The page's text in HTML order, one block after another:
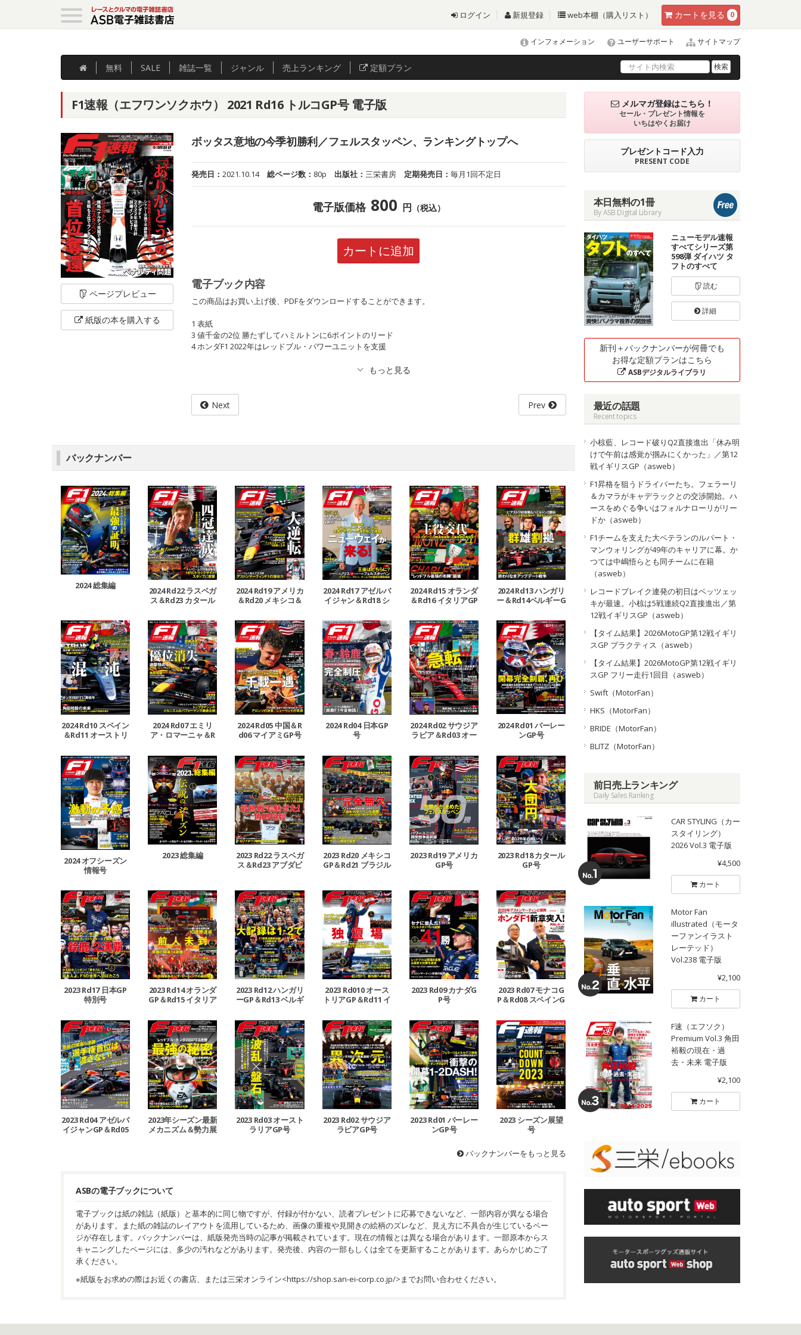
カート を見る 0
ログイン 新規登録 web本棚（購入リスト）
インフォメーション ユーザーサポート サイトマップ
無料 SALE 雑誌一覧 ジャンル 売上ランキング 定額プラン 検索
F1速報（エフワンソクホウ） 2021 Rd16 トルコGP号 電子版
ページプレビュー
紙版の本を購入する
ボッタス意地の今季初勝利／フェルスタッペン、ランキングトップへ
発売日：2021.10.14 総ページ数： 80p 出版社：三栄書房 定期発売日：毎月1回不定日
電子版価格 800 円 （税込）
カートに追加
電子ブック内容
この商品はお買い上げ後、PDFをダウンロードすることができます。
1 表紙
3 値千金の2位 勝たずしてハミルトンに6ポイントのリード
4 ホンダF1 2022年はレッドブル・パワーユニットを支援
Next Prev
バックナンバー
2024 総集編
2024 Rd22 ラスベガ
ス＆Rd23 カタール
号
2024 Rd19 アメリカ
＆Rd20 メキシコ＆
2024 Rd17 アゼルバ
イジャン＆Rd18 シ
2024 Rd15 オランダ
＆Rd16 イタリアGP
2024 Rd13 ハンガリ
ー＆Rd14ベルギーG
2024 Rd10 スペイン
＆Rd11 オーストリ
GP号
2024 Rd07 エミリ
ア・ロマーニャ＆R
カナダGP号
2024 Rd05 中国＆R
d06 マイアミGP号
2024 Rd04 日本GP
号
2024 Rd02 サウジア
ラビア＆Rd03 オー
2024 Rd01 バーレー
ンGP号
2024 オフシーズン
情報号
2023 総集編
2023 Rd22 ラスベガ
ス＆Rd23 アブダビ
2023 Rd20 メキシコ
GP＆Rd21 ブラジル
2023 Rd19 アメリカ
GP号
2023 Rd18 カタール
GP号
2023 Rd17 日本GP
特別号
2023 Rd14 オランダ
GP＆Rd15 イタリア
2023 Rd12 ハンガリ
ーGP＆Rd13 ベルギ
2023 Rd010 オース
トリアGP＆Rd11 イ
2023 Rd09 カナダG
P号
2023 Rd07 モナコG
P＆Rd08 スペインG
2023 Rd04 アゼルバ
イジャンGP＆Rd05
2023年シーズン最新
メカニズム＆勢力展
望号
2023 Rd03 オースト
ラリアGP号
2023 Rd02 サウジア
ラビアGP号
2023 Rd01 バーレー
ンGP号
2023 シーズン展望
号
バックナンバーをもっと見る
ASBの電子ブックについて
電子ブックは紙の雑誌（紙版）と基本的に同じ物ですが、付録が付かない、読者プレゼントに応募できないなど、一部内容が異なる場合
があります。また紙の雑誌のレイアウトを流用しているため、画像の重複や見開きの絵柄のズレなど、見え方に不具合が生じているペー
ジが存在します。バックナンバーは、紙版発売当時の記事が掲載されています。現在の情報とは異なる場合があります。一部原本からス
キャニングしたページには、多少の汚れなどがあります。発売後、内容の一部もしくは全てを更新することがあります。あらかじめご了
承ください。
※紙版をお求めの際はお近くの書店、または三栄オンライン<https://shop.san-ei-corp.co.jp/>までお問い合わせください。
メルマガ登録はこちら！
セール・プレゼント情報を
いちはやくお届け
プレゼントコード入力
PRESENT CODE
本日無料の1冊
By ASB Digital Library
ニューモデル速報
すべてシリーズ第
598弾 ダイハツ タ
フトのすべて
読む
詳細
新刊＋バックナンバーが何冊でも
お得な定額プランはこちら
ASBデジタルライブラリ
最近の話題
Recent topics
小椋藍、レコード破りQ2直接進出「休み明
けで午前は感覚が掴みにくかった」／第12
戦イギリスGP（asweb）
F1昇格を狙うドライバーたち。フェラーリ
＆カマラがキャデラックとの交渉開始。ハ
ースをめぐる争いはフォルナローリがリー
ドか（asweb）
F1チームを支えた大ベテランのルパート・
マンウォリングが49年のキャリアに幕。か
つては中嶋悟らとも同チームに在籍
（asweb）
レコードブレイク連発の初日はベッツェッ
キが最速。小椋は5戦連続Q2直接進出／第
12戦イギリスGP（asweb）
【タイム結果】2026MotoGP第12戦イギリ
スGP プラクティス（asweb）
【タイム結果】2026MotoGP第12戦イギリ
スGP フリー走行1回目（asweb）
Swift（MotorFan）
HKS（MotorFan）
BRIDE（MotorFan）
BLITZ（MotorFan）
前日売上ランキング
Daily Sales Ranking
CAR STYLING（カー
スタイリング）
2026 Vol.3 電子版
¥4,500
カート
Motor Fan
illustrated（モータ
ーファンイラスト
レーテッド）
Vol.238 電子版
¥2,100
カート
F速（エフソク）
Premium Vol.3 角田
裕毅の現在・過
去・未来 電子版
¥2,100
カート